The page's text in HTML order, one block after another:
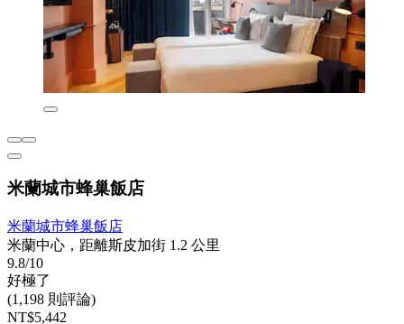
米蘭城市蜂巢飯店
米蘭城市蜂巢飯店
米蘭中心，距離斯皮加街 1.2 公里
9.8/10
好極了
(1,198 則評論)
NT$5,442